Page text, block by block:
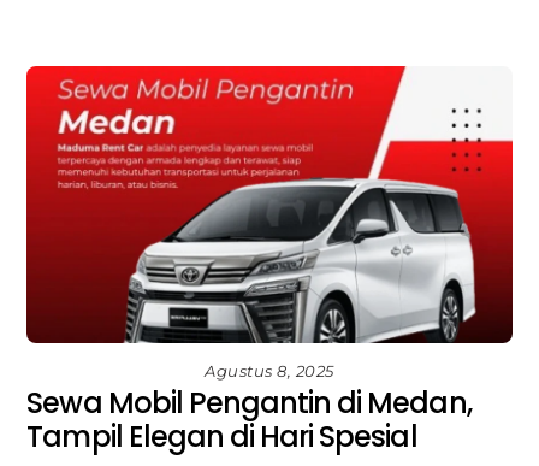
Agustus 8, 2025
Sewa Mobil Pengantin di Medan,
Tampil Elegan di Hari Spesial